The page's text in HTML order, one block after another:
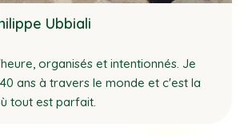
Ubbiali
organisés et intentionnés. Je
ans à travers le monde et c'est la
tout est parfait.